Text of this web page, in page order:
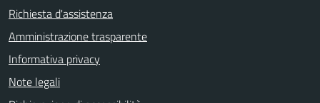
Richiesta d'assistenza
Amministrazione trasparente
Informativa privacy
Note legali